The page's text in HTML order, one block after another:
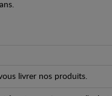
livrer nos produits.